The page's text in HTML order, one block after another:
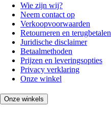
Wie zijn wij?
Neem contact op
Verkoopvoorwaarden
Retourneren en terugbetalen
Juridische disclaimer
Betaalmethoden
Prijzen en leveringsopties
Privacy verklaring
Onze winkel
Onze winkels